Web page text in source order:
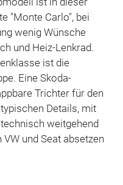
"Monte Carlo", bei
wenig Wünsche
und Heiz-Lenkrad.
ist die
Eine Skoda-
Trichter für den
Details, mit
weitgehend
und Seat absetzen